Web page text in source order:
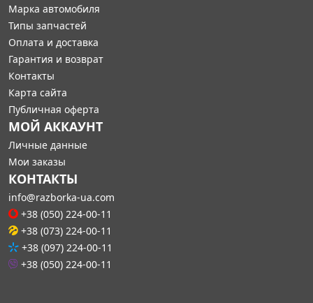
Марка автомобиля
Типы запчастей
Оплата и доставка
Гарантия и возврат
Контакты
Карта сайта
Публичная оферта
МОЙ АККАУНТ
Личные данные
Мои заказы
КОНТАКТЫ
info@razborka-ua.com
+38 (050) 224-00-11
+38 (073) 224-00-11
+38 (097) 224-00-11
+38 (050) 224-00-11